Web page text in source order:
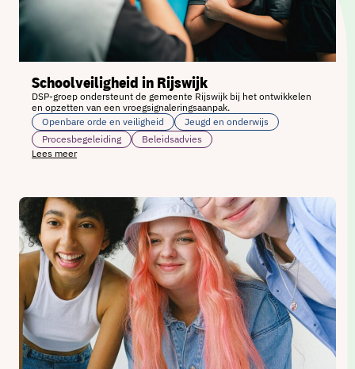
Schoolveiligheid in Rijswijk
DSP-groep ondersteunt de gemeente Rijswijk bij het ontwikkelen
en opzetten van een vroegsignaleringsaanpak.
Openbare orde en veiligheid
Jeugd en onderwijs
Procesbegeleiding
Beleidsadvies
Lees meer